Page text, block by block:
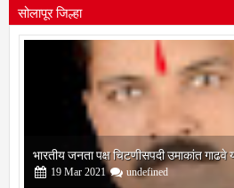
सोलापूर जिल्हा
बोरेगाव येथे कांचन फौंडेशन शाखेचे उद्घाटन
13 Mar 2021 undefined